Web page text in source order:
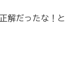
解だったな！と